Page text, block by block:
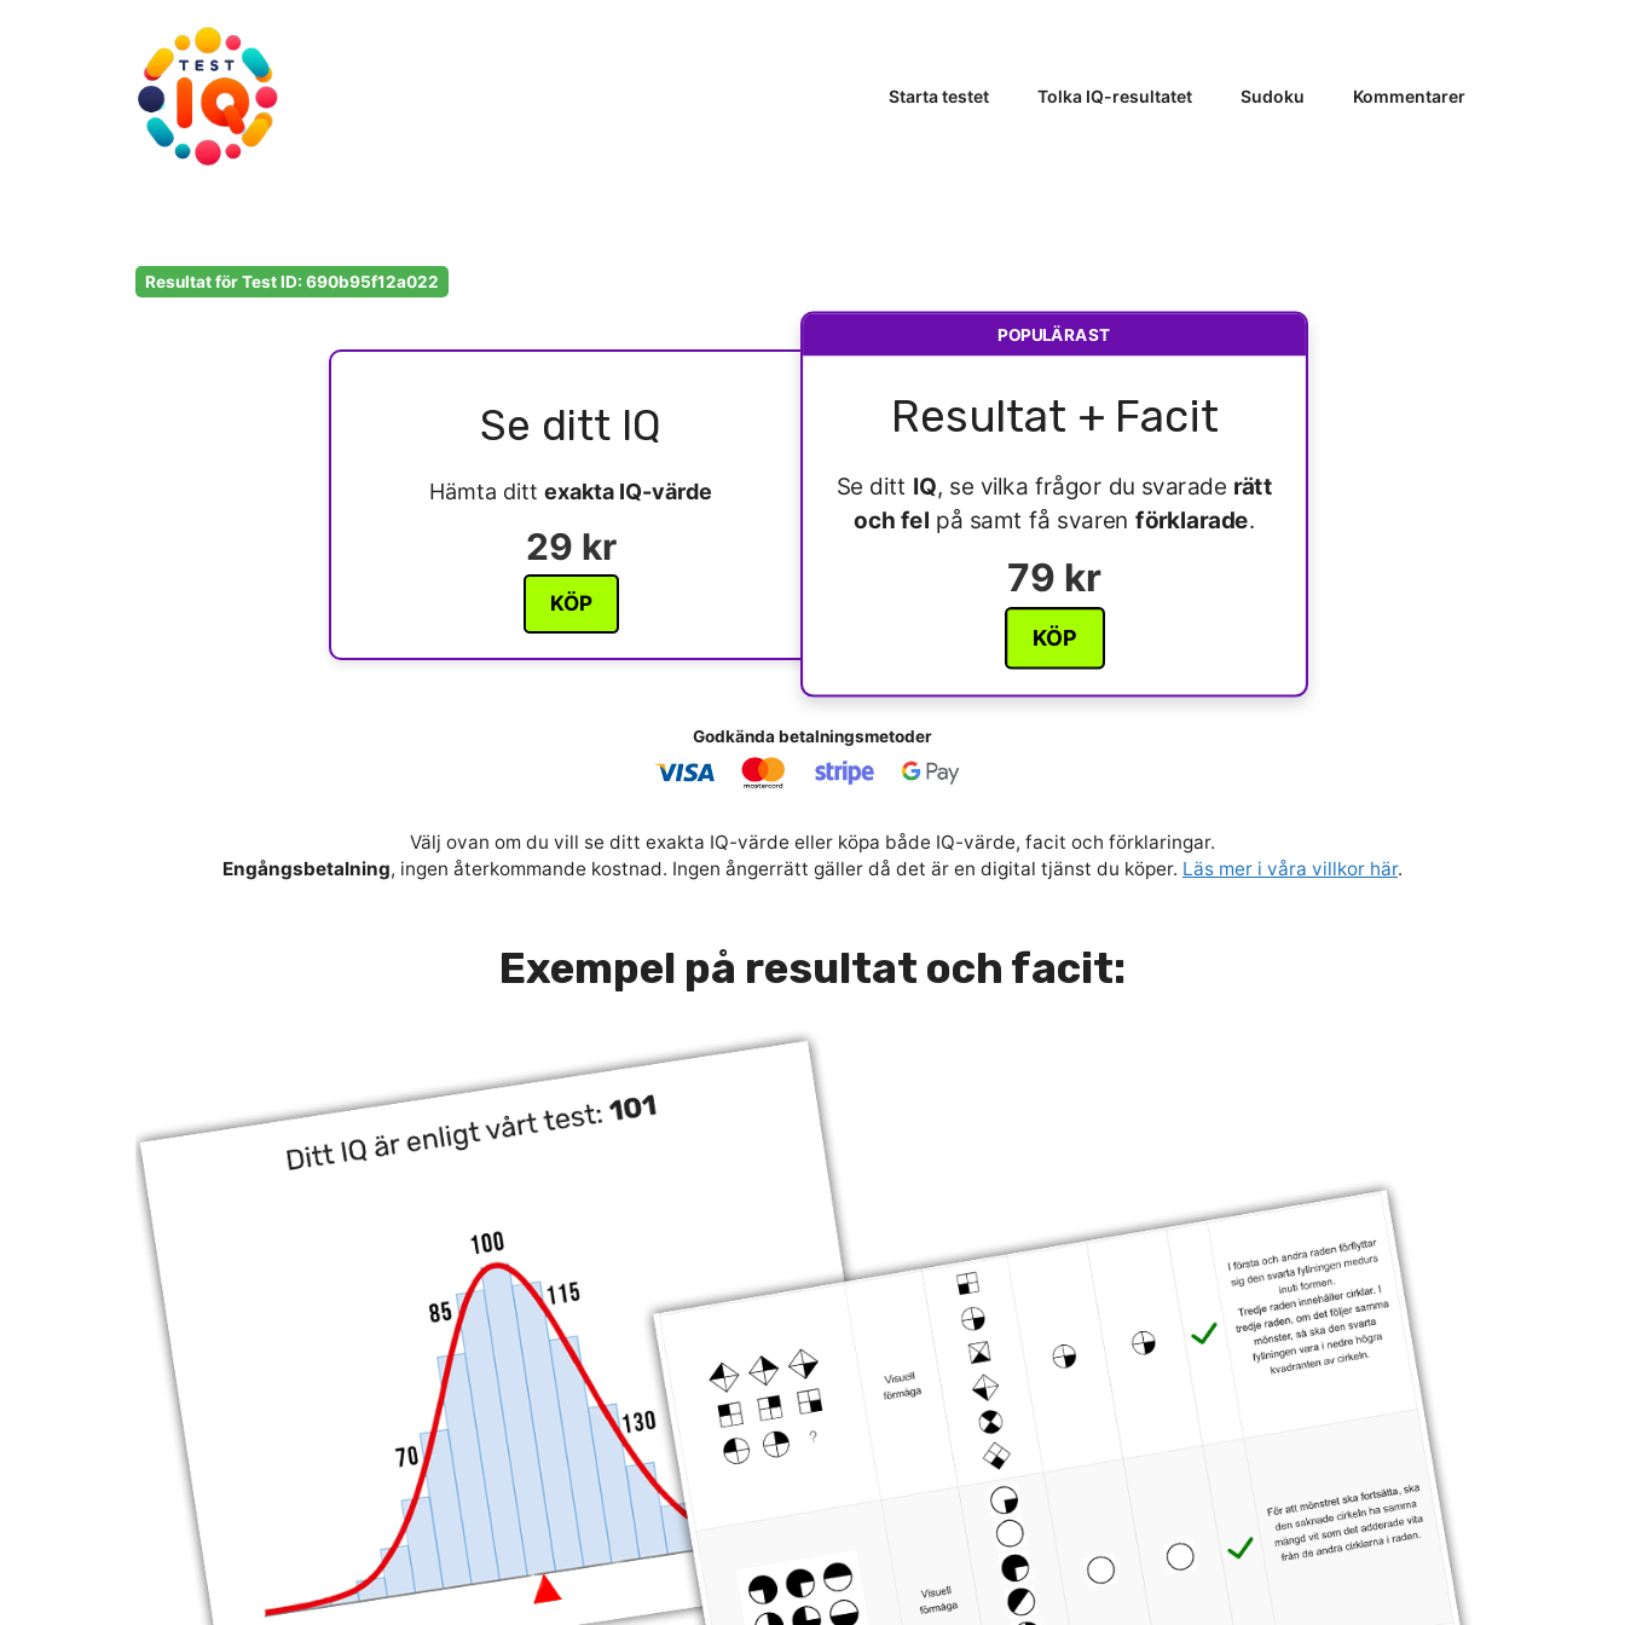
Starta testet Tolka IQ-resultatet Sudoku Kommentarer
Resultat för Test ID: 690b95f12a022
Se ditt IQ
Hämta ditt exakta IQ-värde
29 kr
KÖP
POPULÄRAST
Resultat + Facit
Se ditt IQ, se vilka frågor du svarade rätt
och fel på samt få svarenförklarade.
79 kr
KÖP
Godkända betalningsmetoder
Välj ovan om du vill se ditt exakta IQ-värde eller köpa både IQ-värde, facit och förklaringar.
Engångsbetalning, ingen återkommande kostnad. Ingen ångerrätt gäller då det är en digital tjänst du köper. Läs mer i våra villkor här.
Exempel på resultat och facit: